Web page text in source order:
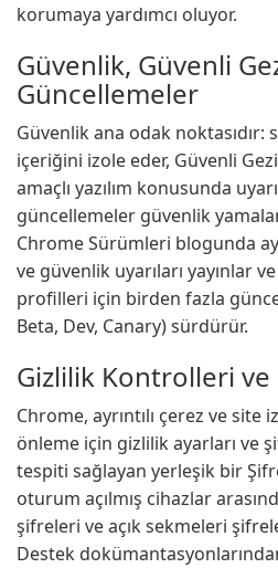
korumaya yardımcı oluyor.
Güvenlik, Güvenli
Güncellemeler
Güvenlik ana odak
içeriğini izole eder, Güvenli
amaçlı yazılım konusunda
güncellemeler güvenlik
Chrome Sürümleri blogunda
ve güvenlik uyarıları yayınlar
profilleri için birden fazla
Beta, Dev, Canary) sürdürür.
Gizlilik Kontrolleri
Chrome, ayrıntılı çerez ve
önleme için gizlilik ayarları ve
tespiti sağlayan yerleşik bir
oturum açılmış cihazlar
şifreleri ve açık sekmeleri
Destek